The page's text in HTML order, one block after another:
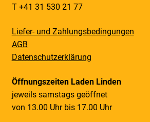
T +41 31 530 21 77
Liefer- und Zahlungsbedingungen
AGB
Datenschutzerklärung
Öffnungszeiten Laden Linden
jeweils samstags geöffnet
von 13.00 Uhr bis 17.00 Uhr